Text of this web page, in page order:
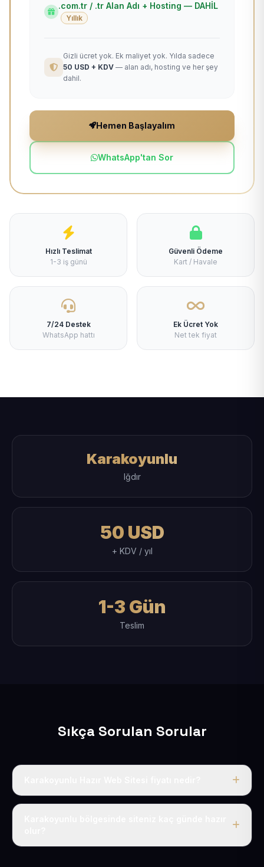
.com.tr / .tr Alan Adı + Hosting — DAHİL
Yıllık
Gizli ücret yok. Ek maliyet yok. Yılda sadece
50 USD + KDV — alan adı, hosting ve her şey
dahil.
Hemen Başlayalım
WhatsApp'tan Sor
Hızlı Teslimat
1-3 iş günü
Güvenli Ödeme
Kart / Havale
7/24 Destek
WhatsApp hattı
Ek Ücret Yok
Net tek fiyat
Karakoyunlu
Iğdır
50 USD
+ KDV / yıl
1-3 Gün
Teslim
Sıkça Sorulan Sorular
Tek fiyat uygulanır: yıllık 50 USD + KDV. Bu bedele alan